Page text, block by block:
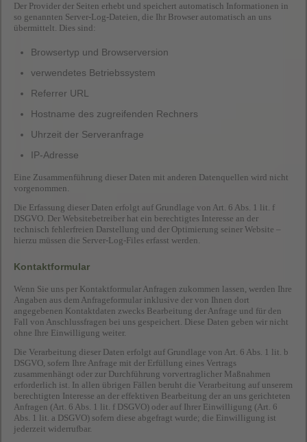
Der Provider der Seiten erhebt und speichert automatisch Informationen in
so genannten Server-Log-Dateien, die Ihr Browser automatisch an uns
übermittelt. Dies sind:
Browsertyp und Browserversion
verwendetes Betriebssystem
Referrer URL
Hostname des zugreifenden Rechners
Uhrzeit der Serveranfrage
IP-Adresse
Eine Zusammenführung dieser Daten mit anderen Datenquellen wird nicht
vorgenommen.
Die Erfassung dieser Daten erfolgt auf Grundlage von Art. 6 Abs. 1 lit. f
DSGVO. Der Websitebetreiber hat ein berechtigtes Interesse an der
technisch fehlerfreien Darstellung und der Optimierung seiner Website –
hierzu müssen die Server-Log-Files erfasst werden.
Kontaktformular
Wenn Sie uns per Kontaktformular Anfragen zukommen lassen, werden Ihre
Angaben aus dem Anfrageformular inklusive der von Ihnen dort
angegebenen Kontaktdaten zwecks Bearbeitung der Anfrage und für den
Fall von Anschlussfragen bei uns gespeichert. Diese Daten geben wir nicht
ohne Ihre Einwilligung weiter.
Die Verarbeitung dieser Daten erfolgt auf Grundlage von Art. 6 Abs. 1 lit. b
DSGVO, sofern Ihre Anfrage mit der Erfüllung eines Vertrags
zusammenhängt oder zur Durchführung vorvertraglicher Maßnahmen
erforderlich ist. In allen übrigen Fällen beruht die Verarbeitung auf unserem
berechtigten Interesse an der effektiven Bearbeitung der an uns gerichteten
Anfragen (Art. 6 Abs. 1 lit. f DSGVO) oder auf Ihrer Einwilligung (Art. 6
Abs. 1 lit. a DSGVO) sofern diese abgefragt wurde; die Einwilligung ist
jederzeit widerrufbar.